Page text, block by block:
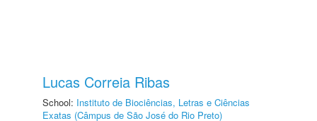
Lucas Correia Ribas
School: Instituto de Biociências, Letras e Ciências
Exatas (Câmpus de São José do Rio Preto)